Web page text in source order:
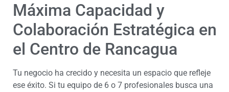
Máxima Capacidad y
Colaboración Estratégica en
el Centro de Rancagua
Tu negocio ha crecido y necesita un espacio que refleje
ese éxito. Si tu equipo de 6 o 7 profesionales busca una